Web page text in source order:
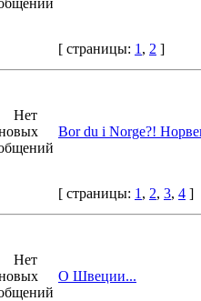
[ страницы: 1 , 2 ]
Bor du i Norge?!
[ страницы: 1 , 2, 3, 4 ]
О Швеции...